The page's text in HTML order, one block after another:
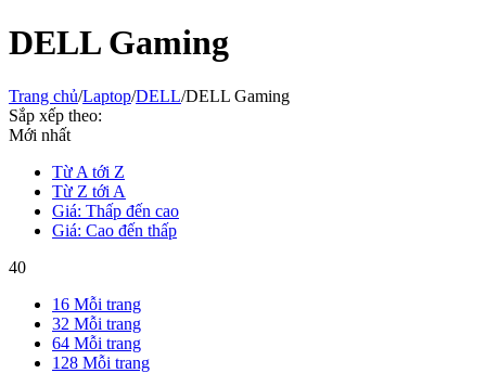
DELL Gaming
Trang chủ/Laptop/DELL/DELL Gaming
Sắp xếp theo:
Mới nhất
Từ A tới Z
Từ Z tới A
Giá: Thấp đến cao
Giá: Cao đến thấp
40
16 Mỗi trang
32 Mỗi trang
64 Mỗi trang
128 Mỗi trang